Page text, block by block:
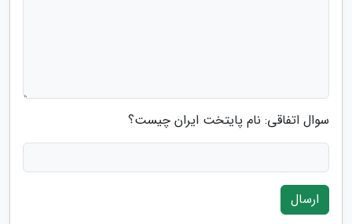
سوال اتفاقی: نام پایتخت ایران چیست؟
ارسال